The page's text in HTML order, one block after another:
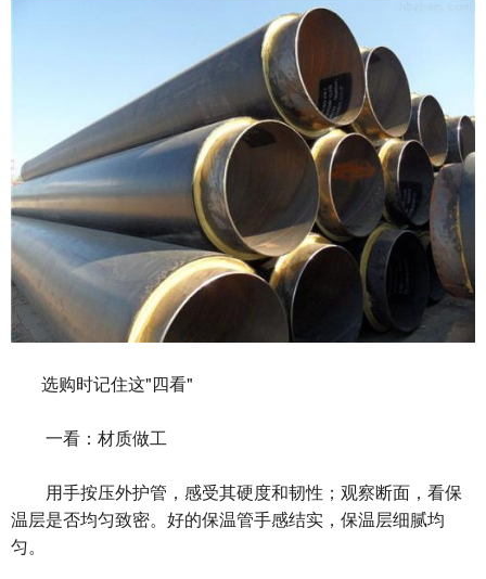
选购时记住这"四看"
一看：材质做工
用手按压外护管，感受其硬度和韧性；观察断面，看保
温层是否均匀致密。好的保温管手感结实，保温层细腻均
匀。